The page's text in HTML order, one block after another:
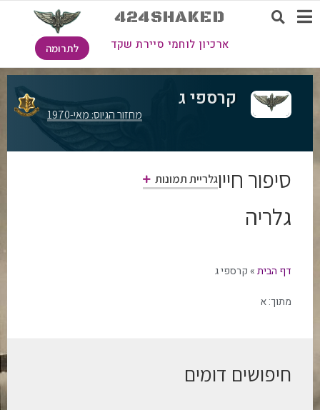
424SHAKED
ארכיון לוחמי סיירת שקד לתרומה
קרספי ג
מחזור הגיוס: מאי-1970
סיפור חייוגלריית תמונות
גלריה
דף הבית» קרספי ג
מתוך:א
חיפושים דומים